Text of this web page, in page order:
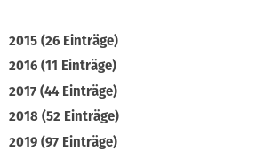
2015 (26 Einträge)
2016 (11 Einträge)
2017 (44 Einträge)
2018 (52 Einträge)
2019 (97 Einträge)